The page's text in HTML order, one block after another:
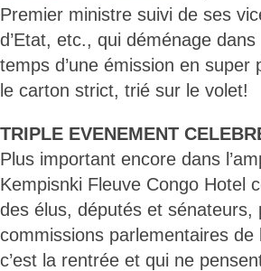
Premier ministre suivi de ses
d’Etat, etc., qui déménage
temps d’une émission en
le carton strict, trié sur le volet!
TRIPLE EVENEMENT
Plus important encore dans
Kempisnki Fleuve Congo Hotel
des élus, députés et
commissions parlementaires de
c’est la rentrée et qui ne